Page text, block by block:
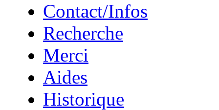
Contact/Infos
Recherche
Merci
Aides
Historique